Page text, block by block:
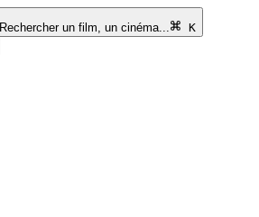
Rechercher un film, un cinéma...
K